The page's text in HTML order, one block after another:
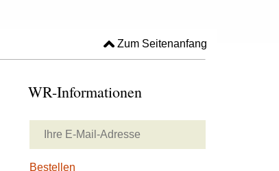
Zum Seitenanfang
WR-Informationen